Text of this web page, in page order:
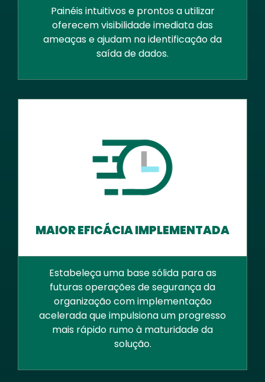
Painéis intuitivos e prontos a utilizar
oferecem visibilidade imediata das
ameaças e ajudam na identificação da
saída de dados.
MAIOR EFICÁCIA IMPLEMENTADA
Estabeleça uma base sólida para as
futuras operações de segurança da
organização com implementação
acelerada que impulsiona um progresso
mais rápido rumo à maturidade da
solução.